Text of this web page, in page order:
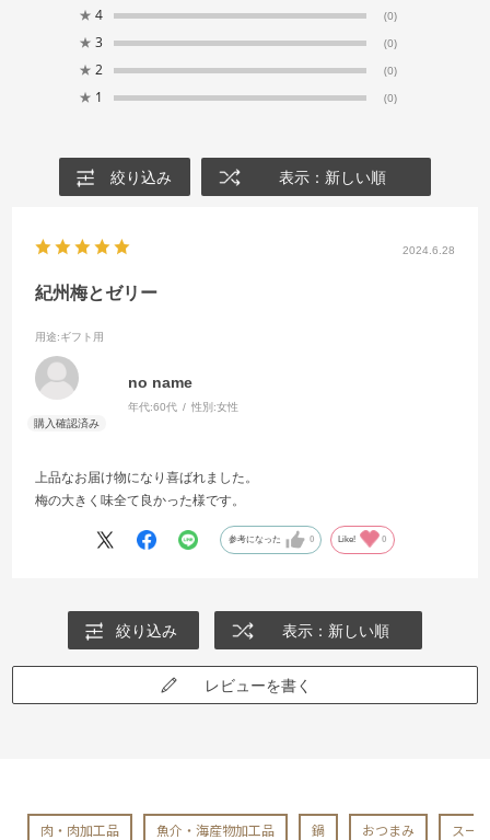
★ 4 (0)
★ 3 (0)
★ 2 (0)
★ 1 (0)
絞り込み 表示：新しい順
2024.6.28
紀州梅とゼリー
用途:ギフト用
no name
年代:60代 性別:女性
上品なお届け物になり喜ばれました。
梅の大きく味全て良かった様です。
参考になった 0 Like! 0
絞り込み 表示：新しい順
レビューを書く
肉・肉加工品 魚介・海産物加工品 鍋 おつまみ スー